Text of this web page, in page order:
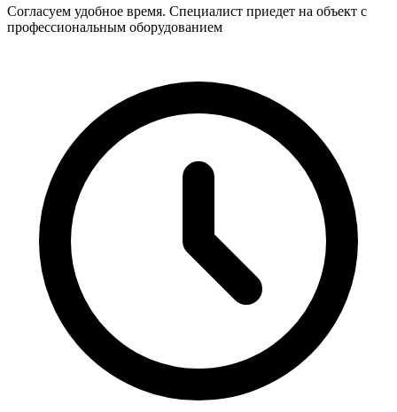
Согласуем удобное время. Специалист приедет на объект с
профессиональным оборудованием